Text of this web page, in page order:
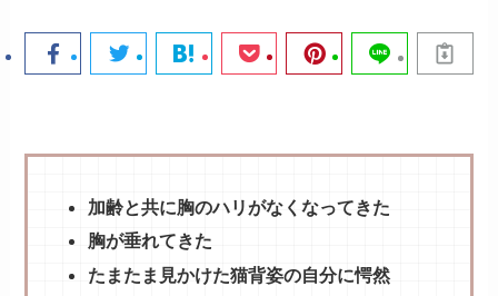
加齢と共に胸のハリがなくなってきた
胸が垂れてきた
たまたま見かけた猫背姿の自分に愕然